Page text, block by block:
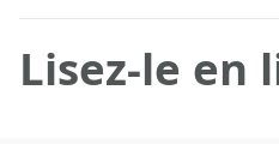
Lisez-le en